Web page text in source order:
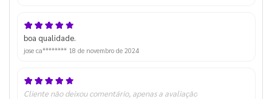
boa qualidade.
jose ca******** 18 de novembro de 2024
Cliente não deixou comentário, apenas a avaliação